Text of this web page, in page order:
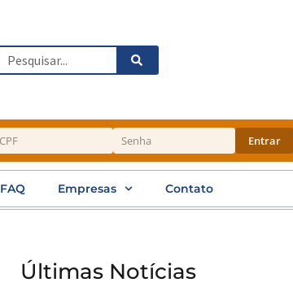
Search
Entrar
FAQ Empresas Contato
Últimas Notícias